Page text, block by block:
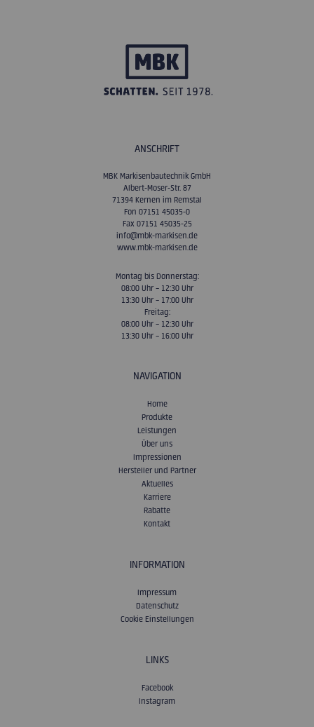
ANSCHRIFT
MBK Markisenbautechnik GmbH
Albert-Moser-Str. 87
71394 Kernen im Remstal
Fon 07151 45035-0
Fax 07151 45035-25
info@mbk-markisen.de
www.mbk-markisen.de
Montag bis Donnerstag:
08:00 Uhr – 12:30 Uhr
13:30 Uhr – 17:00 Uhr
Freitag:
08:00 Uhr – 12:30 Uhr
13:30 Uhr – 16:00 Uhr
NAVIGATION
Home
Produkte
Leistungen
Über uns
Impressionen
Hersteller und Partner
Aktuelles
Karriere
Rabatte
Kontakt
INFORMATION
Impressum
Datenschutz
Cookie Einstellungen
LINKS
Facebook
Instagram